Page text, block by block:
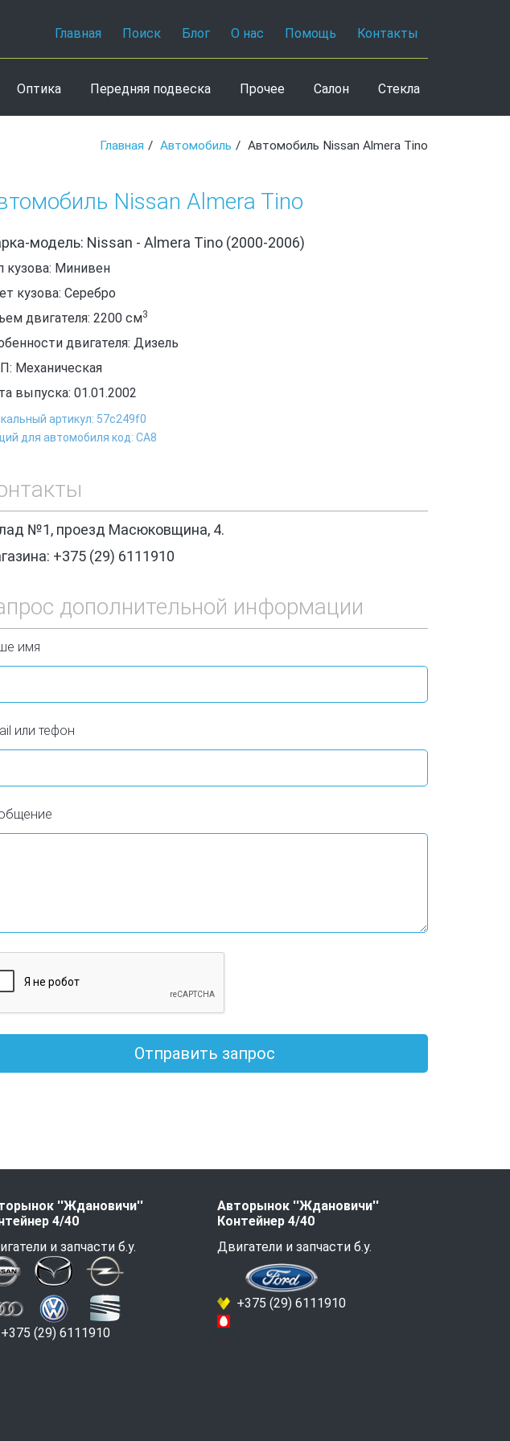
Главная Поиск Блог О нас Помощь Контакты
Оптика Передняя подвеска Прочее Салон Стекла
Главная Автомобиль Автомобиль Nissan Almera Tino
Nissan Almera Tino
модель: Nissan - Almera Tino (2000-2006)
кузова: Минивен
кузова: Серебро
двигателя: 2200 см3
двигателя: Дизель
Механическая
выпуска: 01.01.2002
артикул: 57c249f0
для автомобиля код: СА8
№1, проезд Масюковщина, 4.
+375 (29) 6111910
дополнительной информации
имя
или тефон
Отправить запрос
''Ждановичи''
4/40
и запчасти б.у.
+375 (29) 6111910
Авторынок ''Ждановичи''
Контейнер 4/40
Двигатели и запчасти б.у.
+375 (29) 6111910